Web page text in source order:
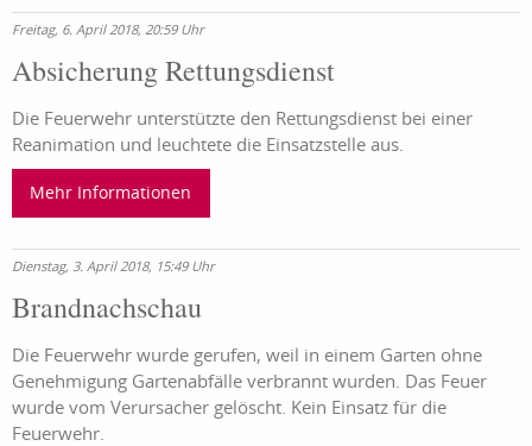
Freitag, 6. April 2018, 20:59 Uhr
Absicherung Rettungsdienst
Die Feuerwehr unterstützte den Rettungsdienst bei einer
Reanimation und leuchtete die Einsatzstelle aus.
Mehr Informationen
Dienstag, 3. April 2018, 15:49 Uhr
Brandnachschau
Die Feuerwehr wurde gerufen, weil in einem Garten ohne
Genehmigung Gartenabfälle verbrannt wurden. Das Feuer
wurde vom Verursacher gelöscht. Kein Einsatz für die
Feuerwehr.